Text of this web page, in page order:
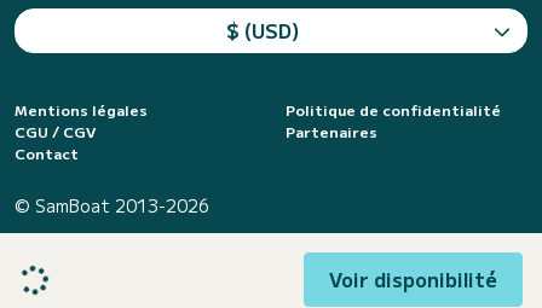
Voir disponibilité
$ (USD)
Mentions légales
Politique de confidentialité
CGU / CGV
Partenaires
Contact
© SamBoat 2013-2026